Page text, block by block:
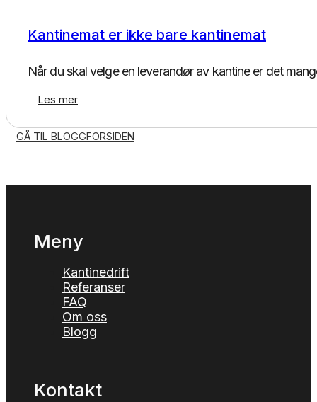
Kantinemat er ikke bare kantinemat
Når du skal velge en leverandør av kantine er det
Les mer
GÅ TIL BLOGGFORSIDEN
Meny
Kantinedrift
Referanser
FAQ
Om oss
Blogg
Kontakt